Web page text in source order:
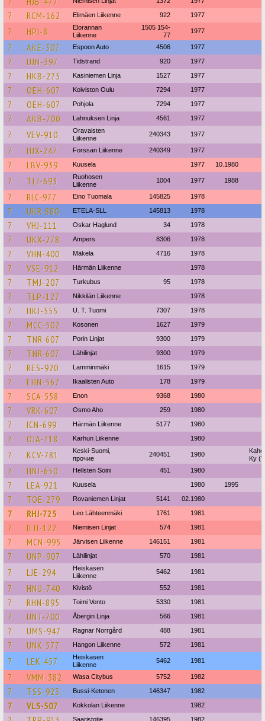
7 RCM-162 Elimäen Liikenne 922 1977
7 HPI-8
Elorannan
Liikenne
1505 154-
77
1977
7 AKE-307 Espoon Auto 4506 1977
7 UJN-397 Tidstrand 920 1977
7 HKB-275 Kasiniemen Linja 1527 1977
7 OEH-607 Koiviston Oulu 7294 1977
7 OEH-607 Pohjola 7294 1977
7 AKB-700 Lahnuksen Linja 4561 1977
7 VEV-910
Oravaisten
Liikenne
240343 1977
7 HJX-247 Forssan Liikenne 240349 1977
7 LBV-939 Kuusela 1977 10.1980
7 TLJ-693
Ruohosen
Liikenne
1004 1977 1988
7 RLC-977 Eino Tuomala 145825 1978
7 UKR-880 ETELA-SLL 145813 1978
7 VHJ-111 Oskar Haglund 34 1978
7 UKX-278 Ampers 8306 1978
7 VHN-400 Mäkela 4716 1978
7 VSE-912 Härmän Liikenne 1978
7 TMJ-207 Turkubus 95 1978
7 TLP-127 Nikkilän Liikenne 1978
7 HKJ-555 U. T. Tuomi 7307 1978
7 MCC-502 Kosonen 1627 1979
7 TNR-607 Porin Linjat 9300 1979
7 TNR-607 Lähilinjat 9300 1979
7 RES-920 Lamminmäki 1615 1979
7 EHN-567 Ikaalisten Auto 178 1979
7 SCA-558 Enon 9368 1980
7 VRK-607 Osmo Aho 259 1980
7 ICN-699 Härmän Liikenne 5177 1980
7 OJA-718 Karhun Liikenne 1980
7 KCV-781
Keski-Suomi,
прочие
240451 1980
Ky
7 HNJ-650 Hellsten Soini 451 1980
7 LEA-921 Kuusela 1980 1995
7 TOE-279 Rovaniemen Linjat 5141 02.1980
7 RHJ-725 Leo Lähteenmäki 1761 1981
7 IEH-122 Niemisen Linjat 574 1981
7 MCN-995 Järvisen Liikenne 146151 1981
7 UNP-907 Lähilinjat 570 1981
7 LJE-294
Heiskasen
Liikenne
5462 1981
7 HNU-740 Kivistö 552 1981
7 RHN-895 Toimi Vento 5330 1981
7 UNT-700 Åbergin Linja 566 1981
7 UMS-947 Ragnar Norrgård 488 1981
7 UNK-577 Hangon Liikenne 572 1981
7 LEK-457
Heiskasen
Liikenne
5462 1981
7 VMM-382 Wasa Citybus 5752 1982
7 TSS-923 Bussi-Ketonen 146347 1982
7 VLS-507 Kokkolan Liikenne 1982
Saaristotie 146395 1982